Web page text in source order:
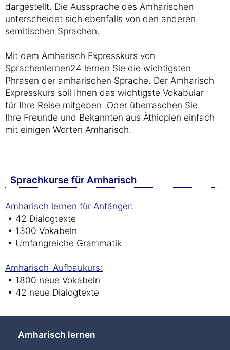
dargestellt. Die Aussprache des Amharischen
unterscheidet sich ebenfalls von den anderen
semitischen Sprachen.
Mit dem Amharisch Expresskurs von
Sprachenlernen24 lernen Sie die wichtigsten
Phrasen der amharischen Sprache. Der Amharisch
Expresskurs soll Ihnen das wichtigste Vokabular
für Ihre Reise mitgeben. Oder überraschen Sie
Ihre Freunde und Bekannten aus Äthiopien einfach
mit einigen Worten Amharisch.
Sprachkurse für Amharisch
Amharisch lernen für Anfänger:
• 42 Dialogtexte
• 1300 Vokabeln
• Umfangreiche Grammatik
Amharisch-Aufbaukurs:
• 1800 neue Vokabeln
• 42 neue Dialogtexte
Amharisch lernen